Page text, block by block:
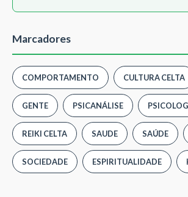
Marcadores
COMPORTAMENTO CULTURA CELTA
GENTE PSICANÁLISE
REIKI CELTA SAUDE SAÚDE
SOCIEDADE ESPIRITUALIDADE